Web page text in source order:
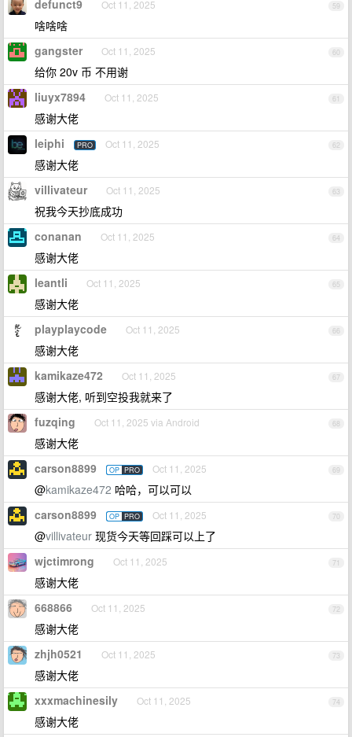
59
defunct9 Oct 11, 2025
啥啥啥
60
gangster Oct 11, 2025
给你 20v 币 不用谢
61
liuyx7894 Oct 11, 2025
感谢大佬
62
leiphi PRO Oct 11, 2025
感谢大佬
63
villivateur Oct 11, 2025
祝我今天抄底成功
64
conanan Oct 11, 2025
感谢大佬
65
leantli Oct 11, 2025
感谢大佬
66
playplaycode Oct 11, 2025
感谢大佬
67
kamikaze472 Oct 11, 2025
感谢大佬, 听到空投我就来了
68
fuzqing Oct 11, 2025 via Android
感谢大佬
69
carson8899 OP PRO Oct 11, 2025
@kamikaze472 哈哈，可以可以
70
carson8899 OP PRO Oct 11, 2025
@villivateur 现货今天等回踩可以上了
71
wjctimrong Oct 11, 2025
感谢大佬
72
668866 Oct 11, 2025
感谢大佬
73
zhjh0521 Oct 11, 2025
感谢大佬
74
xxxmachinesily Oct 11, 2025
感谢大佬